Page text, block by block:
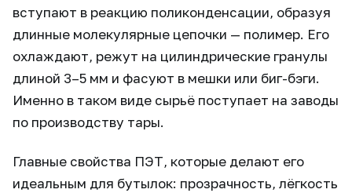
вступают в реакцию поликонденсации, образуя
длинные молекулярные цепочки — полимер. Его
охлаждают, режут на цилиндрические гранулы
длиной 3–5 мм и фасуют в мешки или биг-бэги.
Именно в таком виде сырьё поступает на заводы
по производству тары.
Главные свойства ПЭТ, которые делают его
идеальным для бутылок: прозрачность, лёгкость